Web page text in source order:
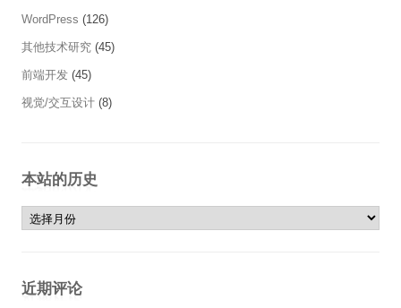
WordPress (126)
其他技术研究 (45)
前端开发 (45)
视觉/交互设计 (8)
本站的历史
本站的历史
近期评论